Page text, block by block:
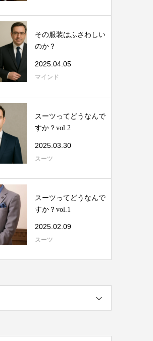
その服装はふさわしい
のか？
2025.04.05
マインド
スーツってどうなんで
すか？vol.2
2025.03.30
スーツ
スーツってどうなんで
すか？vol.1
2025.02.09
スーツ